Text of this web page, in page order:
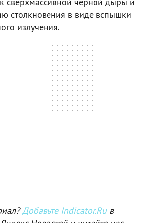
столкновения в виде вспышки
излучения.
Добавьте Indicator.Ruв